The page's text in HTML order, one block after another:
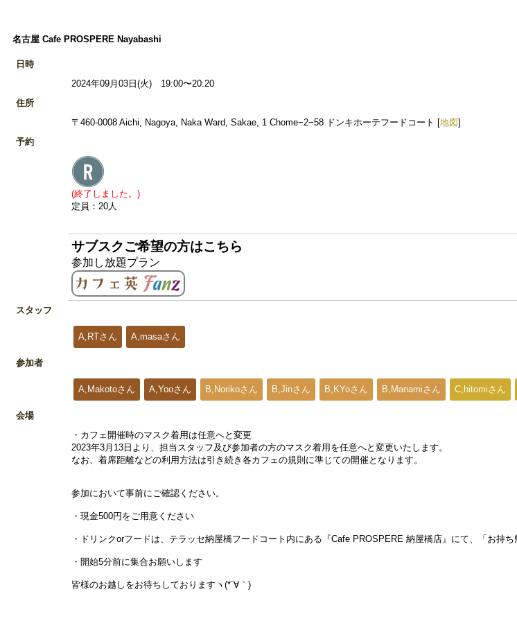
名古屋 Cafe PROSPERE Nayabashi
日時
2024年09月03日(火) 19:00〜20:20
住所
〒460-0008 Aichi, Nagoya, Naka Ward, Sakae, 1 Chome−2−58 ドンキホーテフードコート [地図]
予約
(終了しました。)
定員：20人
サブスクご希望の方はこちら
参加し放題プラン
スタッフ
A,RTさん A,masaさん
参加者
A,Makotoさん A,Yooさん B,Norikoさん B,Jinさん B,KYoさん B,Manamiさん C,hitomiさん
会場
・カフェ開催時のマスク着用は任意へと変更
2023年3月13日より、担当スタッフ及び参加者の方のマスク着用を任意へと変更いたします。
なお、着席距離などの利用方法は引き続き各カフェの規則に準じての開催となります。
参加において事前にご確認ください。
・現金500円をご用意ください
・ドリンクorフードは、テラッセ納屋橋フードコート内にある『Cafe PROSPERE 納屋橋店』にて、「お持
・開始5分前に集合お願いします
皆様のお越しをお待ちしておりますヽ(*´∀｀)